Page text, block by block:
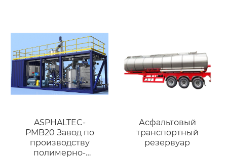
ASPHALTEC-
PMB20 Завод по
производству
полимерно-
Асфальтовый
транспортный
резервуар